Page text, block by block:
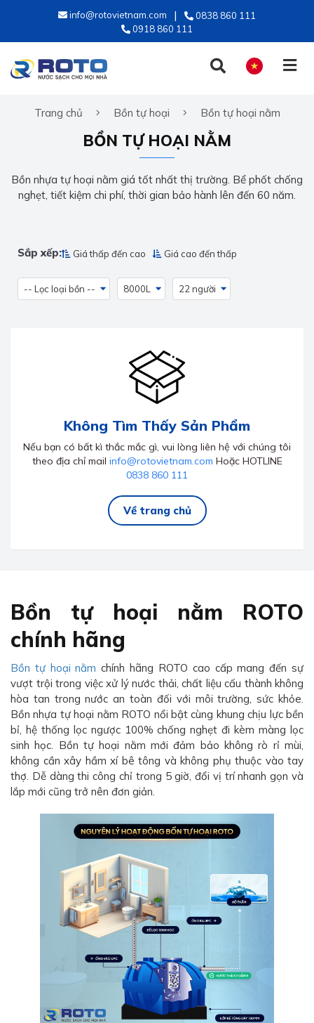
info@rotovietnam.com
0838 860 111
0918 860 111
TIẾNG VIỆT
Trang chủ Bồn tự hoại Bồn tự hoại nằm
BỒN TỰ HOẠI NẰM
Bồn nhựa tự hoại nằm giá tốt nhất thị trường. Bể phốt chống
nghẹt, tiết kiệm chi phí, thời gian bảo hành lên đến 60 năm.
Sắp xếp: Giá thấp đến cao Giá cao đến thấp
-- Lọc loại bồn -- 8000L 22 người
Không Tìm Thấy Sản Phẩm
Nếu bạn có bất kì thắc mắc gì, vui lòng liên hệ với chúng tôi
theo địa chỉ mail info@rotovietnam.com Hoặc HOTLINE
0838 860 111
Về trang chủ
Bồn tự hoại nằm ROTO
chính hãng
Bồn tự hoại nằm chính hãng ROTO cao cấp mang đến sự
vượt trội trong việc xử lý nước thải, chất liệu cấu thành không
hòa tan trong nước an toàn đối với môi trường, sức khỏe.
Bồn nhựa tự hoại nằm ROTO nổi bật cùng khung chịu lực bền
bỉ, hệ thống lọc ngược 100% chống nghẹt đi kèm màng lọc
sinh học. Bồn tự hoại nằm mới đảm bảo không rò rỉ mùi,
không cần xây hầm xí bê tông và không phụ thuộc vào tay
thợ. Dễ dàng thi công chỉ trong 5 giờ, đổi vị trí nhanh gọn và
lắp mới cũng trở nên đơn giản.